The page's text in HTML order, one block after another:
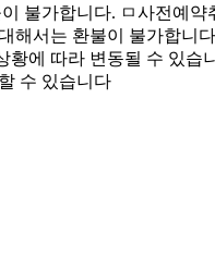
불가합니다. ㅁ사전예약
해서는 환불이 불가합니
황에 따라 변동될 수 있습
수 있습니다